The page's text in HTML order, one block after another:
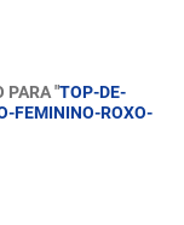
PARA "TOP-DE-
FEMININO-ROXO-